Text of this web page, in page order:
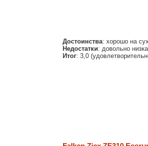
Достоинства: хорошо на
Недостатки: довольно
Итог: 3,0